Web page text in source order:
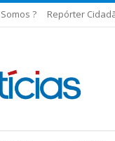
? Repórter